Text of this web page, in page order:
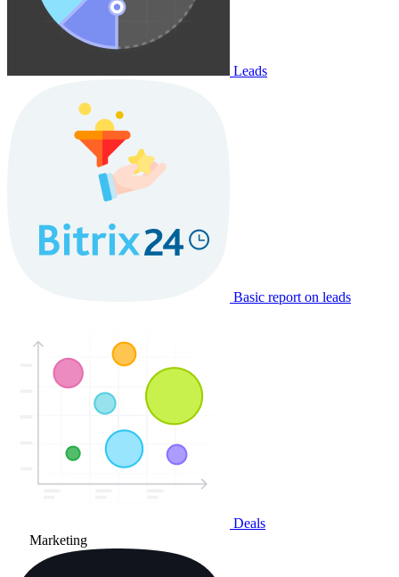
Leads
Basic report on leads
Deals
Marketing